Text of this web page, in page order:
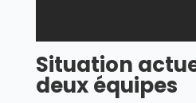
Situation
deux équipes